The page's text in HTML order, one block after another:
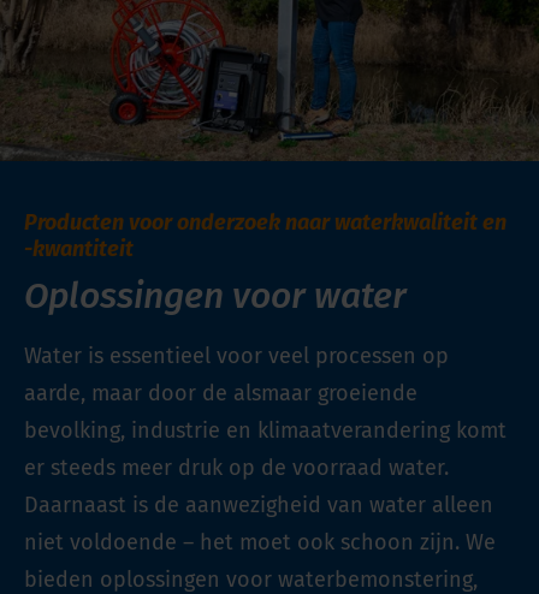
Producten voor onderzoek naar waterkwaliteit en
-kwantiteit
Oplossingen voor water
Water is essentieel voor veel processen op
aarde, maar door de alsmaar groeiende
bevolking, industrie en klimaatverandering komt
er steeds meer druk op de voorraad water.
Daarnaast is de aanwezigheid van water alleen
niet voldoende – het moet ook schoon zijn. We
bieden oplossingen voor waterbemonstering,